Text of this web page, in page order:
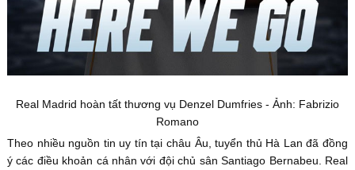
Real Madrid hoàn tất thương vụ Denzel Dumfries - Ảnh: Fabrizio
Romano
Theo nhiều nguồn tin uy tín tại châu Âu, tuyển thủ Hà Lan đã đồng
ý các điều khoản cá nhân với đội chủ sân Santiago Bernabeu. Real